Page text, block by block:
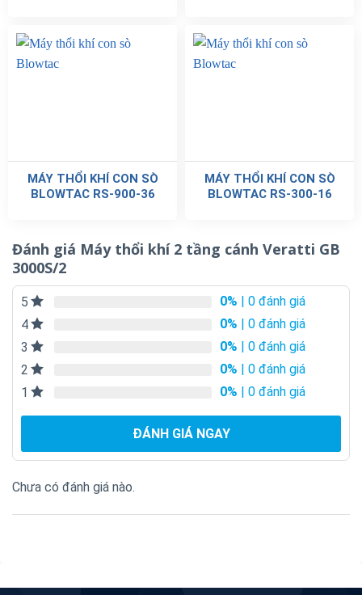
MÁY THỔI KHÍ CON SÒ
BLOWTAC RS-900-36
MÁY THỔI KHÍ CON SÒ
BLOWTAC RS-300-16
Đánh giá Máy thổi khí 2 tầng cánh Veratti GB
3000S/2
5 0% | 0 đánh giá
4
0% | 0 đánh giá
3
0% | 0 đánh giá
2
0% | 0 đánh giá
1
0% | 0 đánh giá
ĐÁNH GIÁ NGAY
Chưa có đánh giá nào.